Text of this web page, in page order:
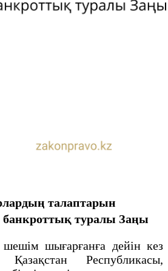
талаптарын
туралы Заңы
шығарғанға дейiн кез
Республикасы,